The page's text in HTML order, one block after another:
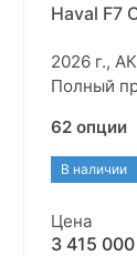
Haval F7
2026 г.,
Полный
62 опции
В наличии
Цена
3 415